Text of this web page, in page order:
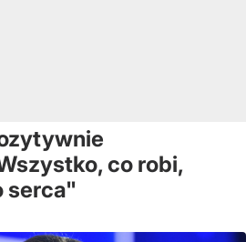
co robi,
serca"